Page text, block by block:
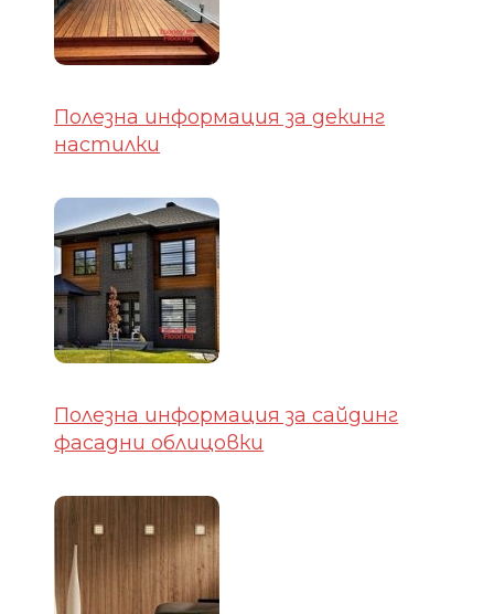
Полезна информация за декинг
настилки
Полезна информация за сайдинг
фасадни облицовки